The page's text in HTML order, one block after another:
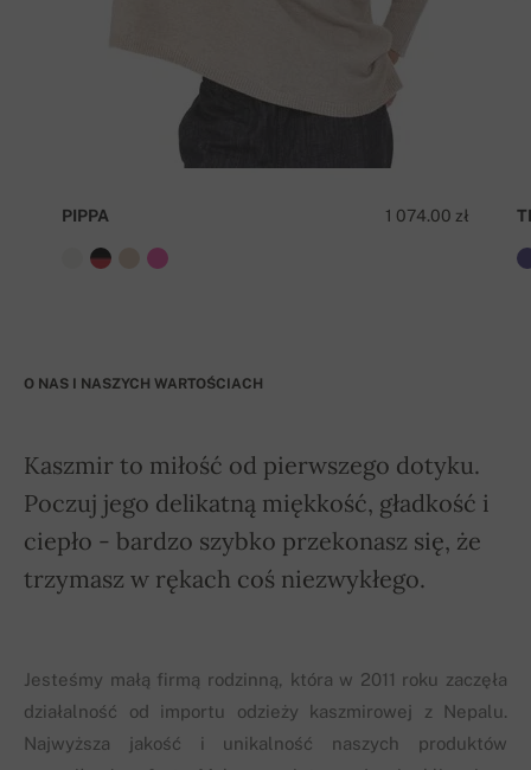
1 074.00 zł
PIPPA
O NAS I NASZYCH WARTOŚCIACH
Kaszmir to miłość od pierwszego dotyku.
Poczuj jego delikatną miękkość, gładkość i
ciepło - bardzo szybko przekonasz się, że
trzymasz w rękach coś niezwykłego.
Jesteśmy małą firmą rodzinną, która w 2011 roku zaczęła
działalność od importu odzieży kaszmirowej z Nepalu.
Najwyższa jakość i unikalność naszych produktów